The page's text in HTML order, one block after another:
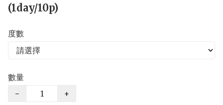
(1day/10p)
度數
數量
−
+